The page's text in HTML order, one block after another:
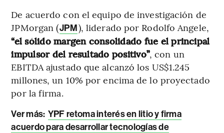
De acuerdo con el equipo de investigación de
JPMorgan (JPM), liderado por Rodolfo Angele,
“el sólido margen consolidado fue el principal
impulsor del resultado positivo”, con un
EBITDA ajustado que alcanzó los US$1.245
millones, un 10% por encima de lo proyectado
por la firma.
Ver más: YPF retoma interés en litio y firma
acuerdo para desarrollar tecnologías de